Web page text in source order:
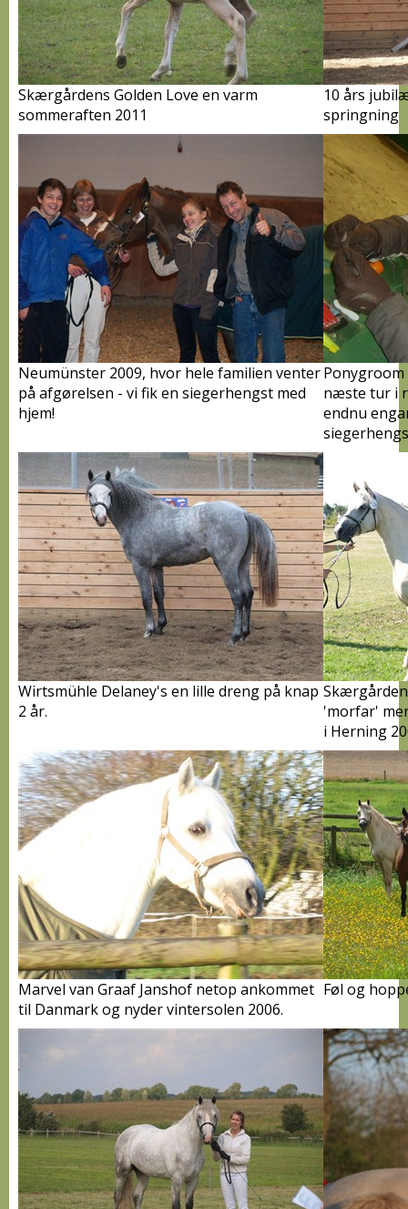
Skærgårdens Golden Love en varm
sommeraften 2011
10 års
springning
Neumünster 2009, hvor hele familien venter
på afgørelsen - vi fik en siegerhengst med
hjem!
næste tur i
endnu
Wirtsmühle Delaney's en lille dreng på knap
2 år.
'morfar'
i Herning
Marvel van Graaf Janshof netop ankommet
til Danmark og nyder vintersolen 2006.
Føl og